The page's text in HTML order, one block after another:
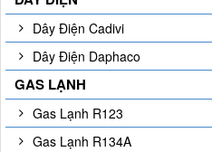
Dây Điện Cadivi
Dây Điện Daphaco
GAS LẠNH
Gas Lạnh R123
Gas Lạnh R134A